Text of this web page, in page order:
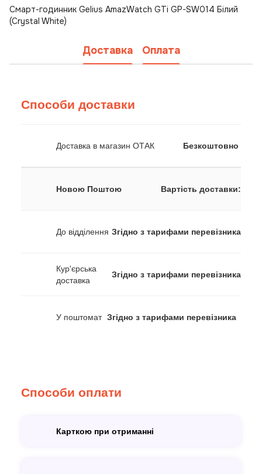
Смарт-годинник Gelius AmazWatch GTi GP-SW014 Білий
(Crystal White)
Доставка Оплата
Способи доставки
Доставка в магазин ОТАК Безкоштовно
Новою Поштою Вартість доставки:
До відділення Згідно з тарифами перевізника
Кур'єрська
доставка
Згідно з тарифами перевізника
У поштомат Згідно з тарифами перевізника
Способи оплати
Карткою при отриманні